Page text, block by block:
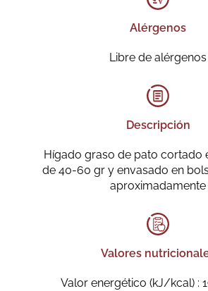
Alérgenos
Libre de alérgenos
Descripción
Hígado graso de pato cortado
de 40-60 gr y envasado en
aproximadamente
Valores
Valor energético (kJ/kcal) :